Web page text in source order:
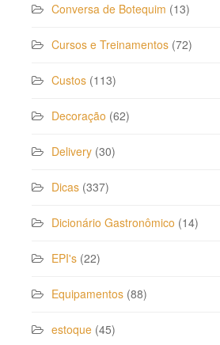
Conversa de Botequim (13)
Cursos e Treinamentos (72)
Custos (113)
Decoração (62)
Delivery (30)
Dicas (337)
Dicionário Gastronômico (14)
EPI's (22)
Equipamentos (88)
estoque (45)